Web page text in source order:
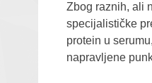
Zbog raznih, ali
specijalističke
protein u
napravljene